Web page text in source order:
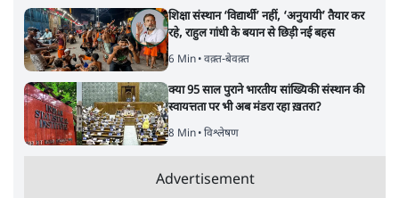
शिक्षा संस्थान ‘विद्यार्थी’ नहीं, ‘अनुयायी’ तैयार कर
रहे, राहुल गांधी के बयान से छिड़ी नई बहस
6 Min• वक़्त-बेवक़्त
क्या 95 साल पुराने भारतीय सांख्यिकी संस्थान की
स्वायत्तता पर भी अब मंडरा रहा ख़तरा?
8 Min• विश्लेषण
Advertisement